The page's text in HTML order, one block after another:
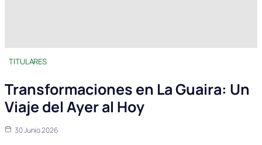
TITULARES
Transformaciones en La Guaira: Un
Viaje del Ayer al Hoy
30 Junio 2026